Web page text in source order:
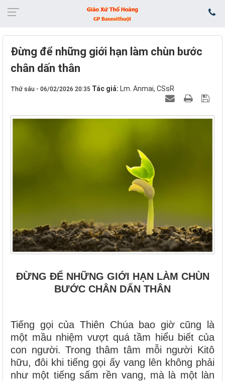
Đừng để những giới hạn làm chùn bước
chân dấn thân
Thứ sáu - 06/02/2026 20:35 Tác giả: Lm. Anmai, CSsR
ĐỪNG ĐỂ NHỮNG GIỚI HẠN LÀM CHÙN
BƯỚC CHÂN DẤN THÂN
Tiếng gọi của Thiên Chúa bao giờ cũng là
một mầu nhiệm vượt quá tầm hiểu biết của
con người. Trong thâm tâm mỗi người Kitô
hữu, đôi khi tiếng gọi ấy vang lên không phải
như một tiếng sấm rền vang, mà là một làn